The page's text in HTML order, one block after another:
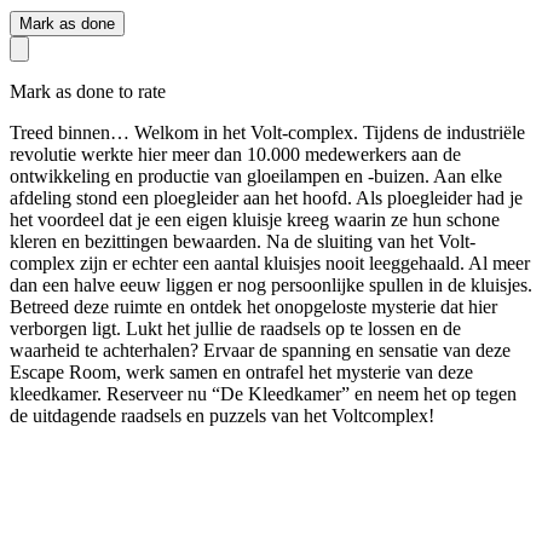
Mark as done
Mark as done to rate
Treed binnen… Welkom in het Volt-complex. Tijdens de industriële
revolutie werkte hier meer dan 10.000 medewerkers aan de
ontwikkeling en productie van gloeilampen en -buizen. Aan elke
afdeling stond een ploegleider aan het hoofd. Als ploegleider had je
het voordeel dat je een eigen kluisje kreeg waarin ze hun schone
kleren en bezittingen bewaarden. Na de sluiting van het Volt-
complex zijn er echter een aantal kluisjes nooit leeggehaald. Al meer
dan een halve eeuw liggen er nog persoonlijke spullen in de kluisjes.
Betreed deze ruimte en ontdek het onopgeloste mysterie dat hier
verborgen ligt. Lukt het jullie de raadsels op te lossen en de
waarheid te achterhalen? Ervaar de spanning en sensatie van deze
Escape Room, werk samen en ontrafel het mysterie van deze
kleedkamer. Reserveer nu “De Kleedkamer” en neem het op tegen
de uitdagende raadsels en puzzels van het Voltcomplex!